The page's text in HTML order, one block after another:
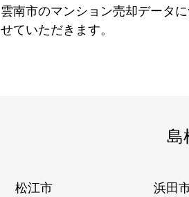
雲南市のマンション売却データ
せていただきます。
島
松江市 浜田